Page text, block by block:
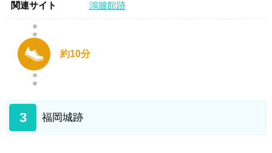
関連サイト 鴻臚館跡
約10分
3 福岡城跡